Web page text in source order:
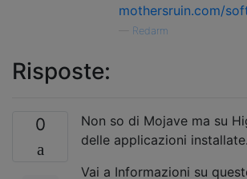
mothersruin.com/
Redarm
Risposte:
0
Non so di Mojave ma su
delle applicazioni installate.
Vai a Informazioni su